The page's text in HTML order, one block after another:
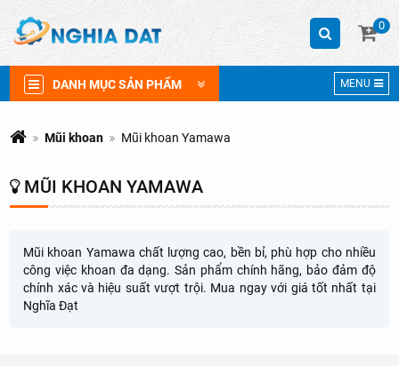
0
DANH MỤC SẢN PHẨM MENU
Mũi khoan Mũi khoan Yamawa
MŨI KHOAN YAMAWA
Mũi khoan Yamawa chất lượng cao, bền bỉ, phù hợp cho nhiều
công việc khoan đa dạng. Sản phẩm chính hãng, bảo đảm độ
chính xác và hiệu suất vượt trội. Mua ngay với giá tốt nhất tại
Nghĩa Đạt